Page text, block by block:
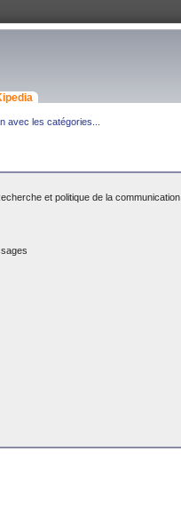
avec les catégories...
et politique de la communication